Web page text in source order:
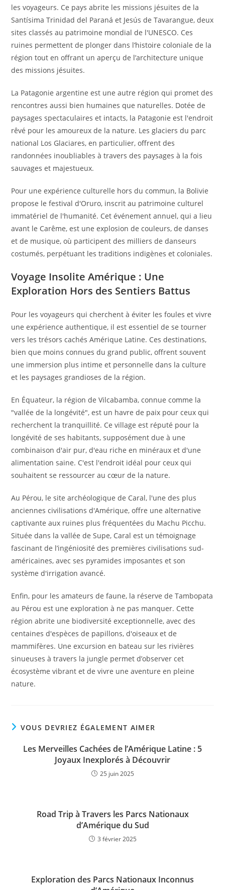
les voyageurs. Ce pays abrite les missions jésuites de la
Santísima Trinidad del Paraná et Jesús de Tavarangue, deux
sites classés au patrimoine mondial de l'UNESCO. Ces
ruines permettent de plonger dans l’histoire coloniale de la
région tout en offrant un aperçu de l’architecture unique
des missions jésuites.
La Patagonie argentine est une autre région qui promet des
rencontres aussi bien humaines que naturelles. Dotée de
paysages spectaculaires et intacts, la Patagonie est l'endroit
rêvé pour les amoureux de la nature. Les glaciers du parc
national Los Glaciares, en particulier, offrent des
randonnées inoubliables à travers des paysages à la fois
sauvages et majestueux.
Pour une expérience culturelle hors du commun, la Bolivie
propose le festival d'Oruro, inscrit au patrimoine culturel
immatériel de l'humanité. Cet événement annuel, qui a lieu
avant le Carême, est une explosion de couleurs, de danses
et de musique, où participent des milliers de danseurs
costumés, perpétuant les traditions indigènes et coloniales.
Voyage Insolite Amérique : Une
Exploration Hors des Sentiers Battus
Pour les voyageurs qui cherchent à éviter les foules et vivre
une expérience authentique, il est essentiel de se tourner
vers les trésors cachés Amérique Latine. Ces destinations,
bien que moins connues du grand public, offrent souvent
une immersion plus intime et personnelle dans la culture
et les paysages grandioses de la région.
En Équateur, la région de Vilcabamba, connue comme la
"vallée de la longévité", est un havre de paix pour ceux qui
recherchent la tranquillité. Ce village est réputé pour la
longévité de ses habitants, supposément due à une
combinaison d'air pur, d'eau riche en minéraux et d'une
alimentation saine. C'est l'endroit idéal pour ceux qui
souhaitent se ressourcer au cœur de la nature.
Au Pérou, le site archéologique de Caral, l'une des plus
anciennes civilisations d'Amérique, offre une alternative
captivante aux ruines plus fréquentées du Machu Picchu.
Située dans la vallée de Supe, Caral est un témoignage
fascinant de l’ingéniosité des premières civilisations sud-
américaines, avec ses pyramides imposantes et son
système d'irrigation avancé.
Enfin, pour les amateurs de faune, la réserve de Tambopata
au Pérou est une exploration à ne pas manquer. Cette
région abrite une biodiversité exceptionnelle, avec des
centaines d'espèces de papillons, d'oiseaux et de
mammifères. Une excursion en bateau sur les rivières
sinueuses à travers la jungle permet d’observer cet
écosystème vibrant et de vivre une aventure en pleine
nature.
VOUS DEVRIEZ ÉGALEMENT AIMER
Les Merveilles Cachées de l’Amérique Latine : 5
Joyaux Inexplorés à Découvrir
25 juin 2025
Road Trip à Travers les Parcs Nationaux
d’Amérique du Sud
3 février 2025
Exploration des Parcs Nationaux Inconnus